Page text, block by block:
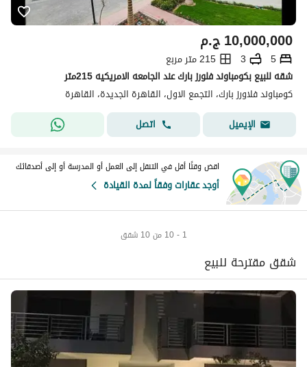
ج.م10,000,000
5
3
215 متر مربع
شقه للبيع بكومباوند فلورز بارك عند الجامعه الامريكيه 215متر
كومباوند فلاورز بارك، التجمع الاول، القاهرة الجديدة، القاهرة
الإيميل
اتصل
اقض وقتًا أقل في التنقل إلى العمل أو المدرسة أو إلى أصدقائك
أوجد عقارات وفقاً لمدة القيادة
1 - 10 من 10 شقق
شقق مقترحة للبيع